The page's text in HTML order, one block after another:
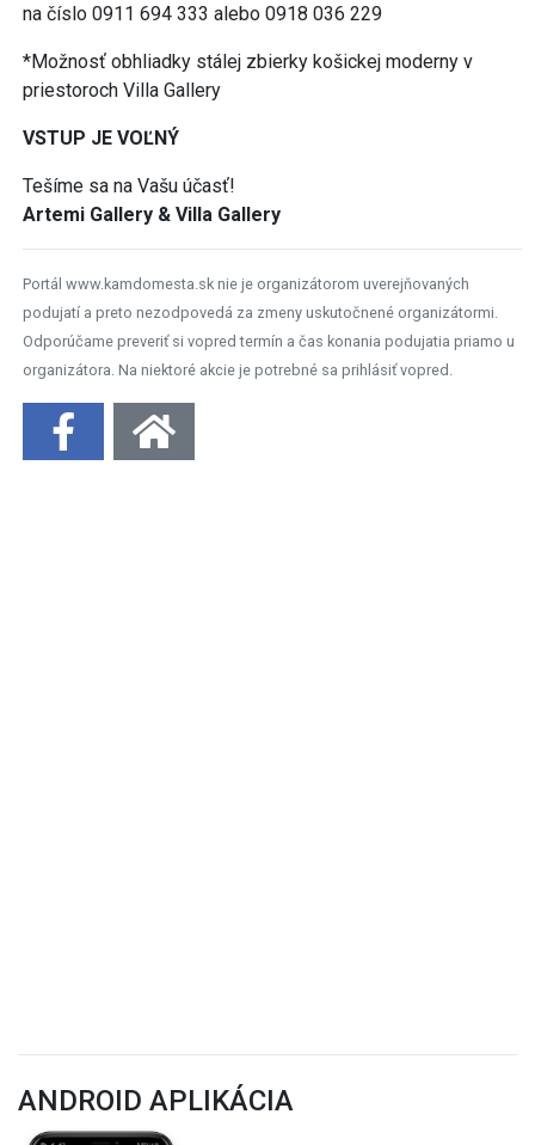
na číslo 0911 694 333 alebo 0918 036 229
*Možnosť obhliadky stálej zbierky košickej moderny v
priestoroch Villa Gallery
VSTUP JE VOĽNÝ
Tešíme sa na Vašu účasť!
Artemi Gallery & Villa Gallery
Portál www.kamdomesta.sk nie je organizátorom uverejňovaných
podujatí a preto nezodpovedá za zmeny uskutočnené organizátormi.
Odporúčame preveriť si vopred termín a čas konania podujatia priamo u
organizátora. Na niektoré akcie je potrebné sa prihlásiť vopred.
ANDROID APLIKÁCIA